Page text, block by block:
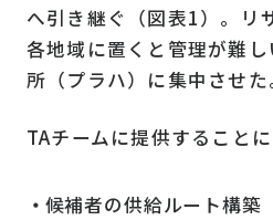
へ引き継ぐ（図表1）。リ
各地域に置くと管理が難
所（プラハ）に集中させた
TAチームに提供すること
候補者の供給ルート構築